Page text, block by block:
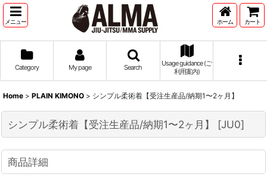
メニュー ホーム カート
Category My page Search
Usage guidance (ご
利用案内)
Home > PLAIN KIMONO > シンプル柔術着【受注生産品/納期1〜2ヶ月】
シンプル柔術着【受注生産品/納期1〜2ヶ月】 [JU0]
商品詳細